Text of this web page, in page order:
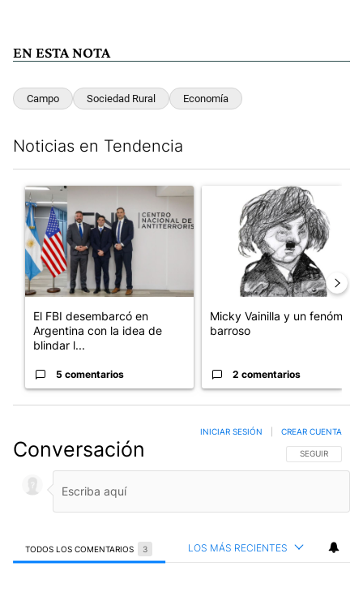
EN ESTA NOTA
Campo Sociedad Rural Economía
Noticias en Tendencia
Un artículo de tendencia con el título "El FBI desembarcó en
El FBI desembarcó en
Argentina con la idea de
blindar l...
5 comentarios
Un artículo de tendencia
Micky Vainilla y un fenómeno
barroso
2 comentarios
Conversación SIGA ESTA
SEGUIR
INICIAR SESIÓN CREAR CUENTA
TODOS LOS COMENTARIOS 3 LOS MÁS RECIENTES